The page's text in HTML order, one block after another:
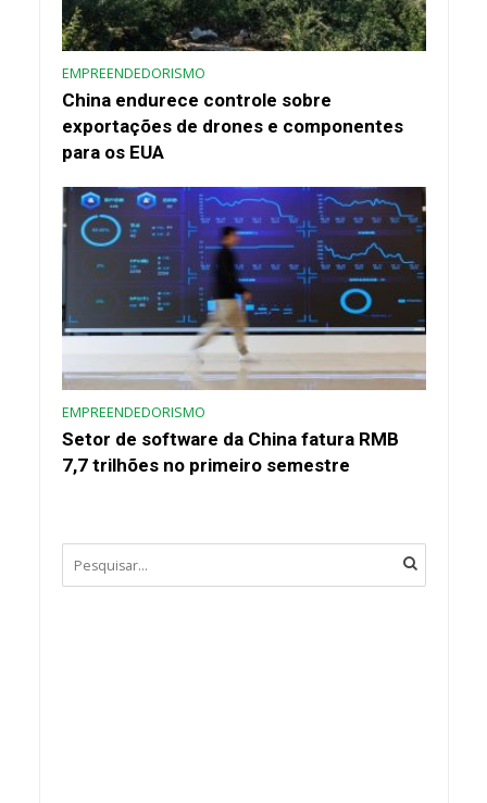
EMPREENDEDORISMO
China endurece controle sobre
exportações de drones e componentes
para os EUA
EMPREENDEDORISMO
Setor de software da China fatura RMB
7,7 trilhões no primeiro semestre